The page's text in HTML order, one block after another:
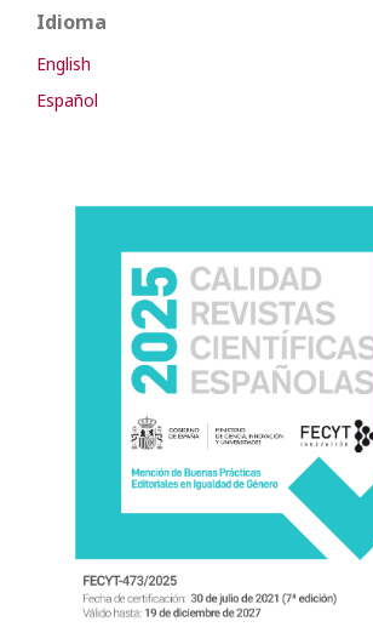
Idioma
English
Español